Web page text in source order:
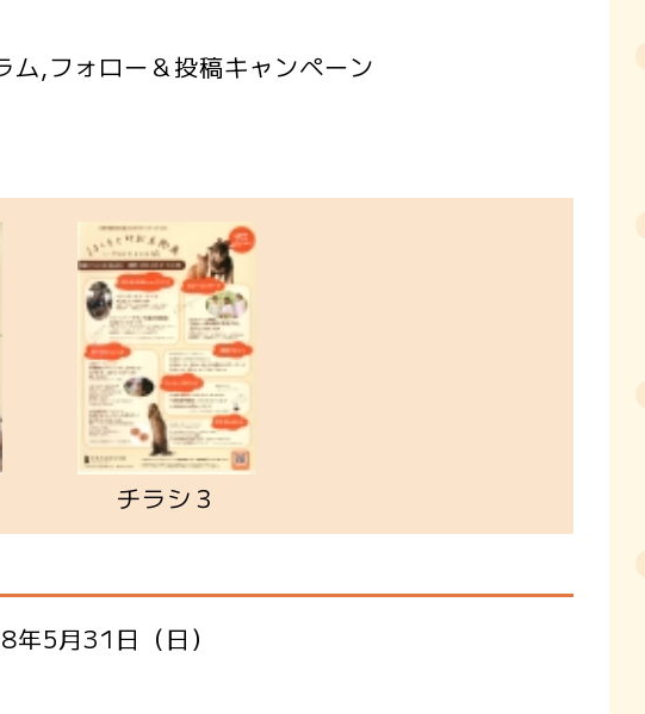
,フォロー＆投稿キャンペーン
チラシ３
5月31日（日）